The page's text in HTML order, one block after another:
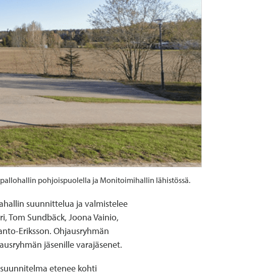
pohjoispuolella ja Monitoimihallin lähistössä.
suunnittelua ja valmistelee
Tom Sundbäck, Joona Vainio,
Eriksson. Ohjausryhmän
jäsenille varajäsenet.
etenee kohti